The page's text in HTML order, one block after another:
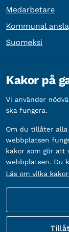
Medarbetare
Kommunal
Suomeksi
Kakor på
Vi använder
ska fungera.
Om du tillåter
webbplatsen
kakor som gör
webbplatsen. Du
Läs om vilka